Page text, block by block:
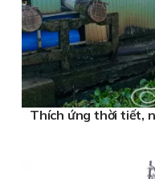
Thích ứng thời tiết,